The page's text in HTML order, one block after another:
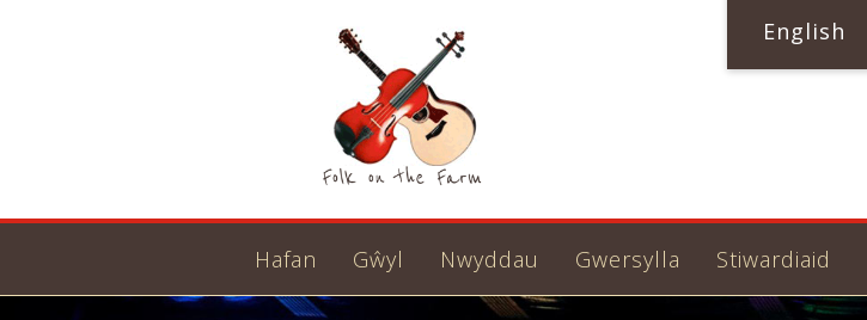
English
Hafan Gŵyl Nwyddau Gwersylla Stiwardiaid